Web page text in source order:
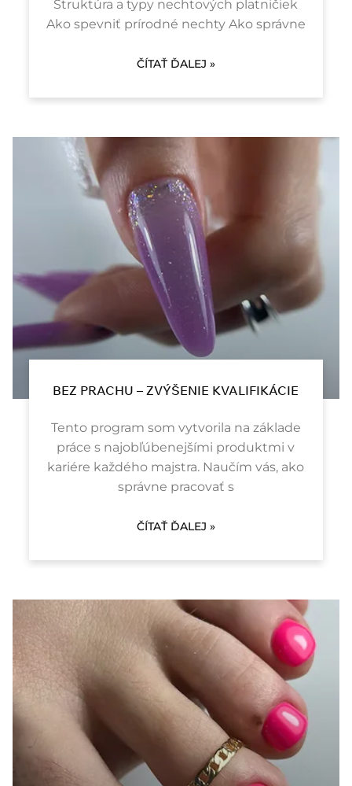
Štruktúra a typy nechtových platničiek
Ako spevniť prírodné nechty Ako správne
ČÍTAŤ ĎALEJ »
BEZ PRACHU – ZVÝŠENIE KVALIFIKÁCIE
Tento program som vytvorila na základe
práce s najobľúbenejšími produktmi v
kariére každého majstra. Naučím vás, ako
správne pracovať s
ČÍTAŤ ĎALEJ »